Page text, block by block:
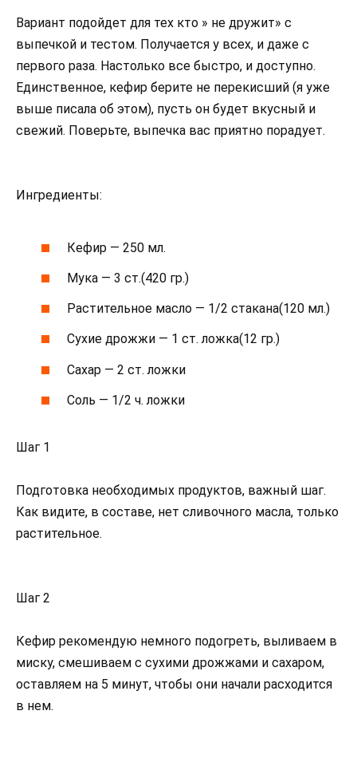
Вариант подойдет для тех кто » не дружит» с
выпечкой и тестом. Получается у всех, и даже с
первого раза. Настолько все быстро, и доступно.
Единственное, кефир берите не перекисший (я уже
выше писала об этом), пусть он будет вкусный и
свежий. Поверьте, выпечка вас приятно порадует.
Ингредиенты:
Кефир — 250 мл.
Мука — 3 ст.(420 гр.)
Растительное масло — 1/2 стакана(120 мл.)
Сухие дрожжи — 1 ст. ложка(12 гр.)
Сахар — 2 ст. ложки
Соль — 1/2 ч. ложки
Шаг 1
Подготовка необходимых продуктов, важный шаг.
Как видите, в составе, нет сливочного масла, только
растительное.
Шаг 2
Кефир рекомендую немного подогреть, выливаем в
миску, смешиваем с сухими дрожжами и сахаром,
оставляем на 5 минут, чтобы они начали расходится
в нем.